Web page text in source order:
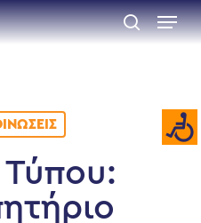
search
Menu
Τύπου: